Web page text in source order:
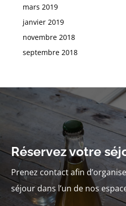
mars 2019
janvier 2019
novembre 2018
septembre 2018
Réservez votre
Prenez contact afin
séjour dans l’un de nos